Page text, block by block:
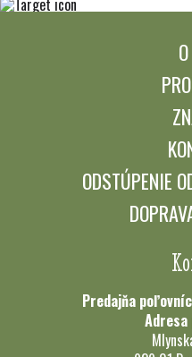
ODSTÚPENIE
Predajňa
Adresa